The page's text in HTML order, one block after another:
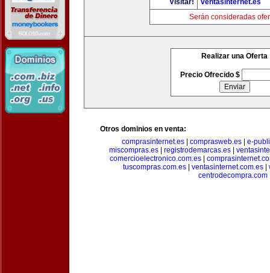
Visitar!
ventasinternet.es
Serán consideradas
Realizar una Oferta
Precio Ofrecido $
Otros dominios en venta:
comprasinternet.es
comprasweb.es
e-
miscompras.es
registrodemarcas.es
comercioelectronico.com.es
tuscompras.com.es| ventasinternet.com.es|
centrodecompra.com